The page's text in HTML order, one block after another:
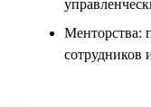
Менторства:
сотрудников